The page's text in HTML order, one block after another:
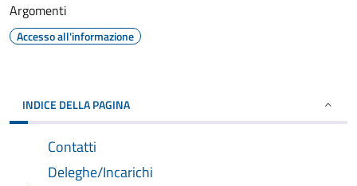
Argomenti
Accesso all'informazione
INDICE DELLA PAGINA
Contatti
Deleghe/Incarichi